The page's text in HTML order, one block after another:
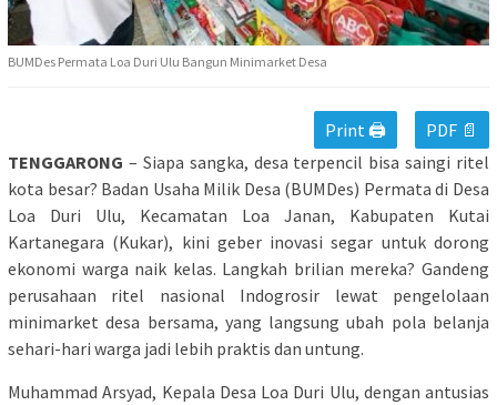
BUMDes Permata Loa Duri Ulu Bangun Minimarket Desa
Print 🖨
PDF 📄
TENGGARONG – Siapa sangka, desa terpencil bisa saingi ritel
kota besar? Badan Usaha Milik Desa (BUMDes) Permata di Desa
Loa Duri Ulu, Kecamatan Loa Janan, Kabupaten Kutai
Kartanegara (Kukar), kini geber inovasi segar untuk dorong
ekonomi warga naik kelas. Langkah brilian mereka? Gandeng
perusahaan ritel nasional Indogrosir lewat pengelolaan
minimarket desa bersama, yang langsung ubah pola belanja
sehari-hari warga jadi lebih praktis dan untung.
Muhammad Arsyad, Kepala Desa Loa Duri Ulu, dengan antusias